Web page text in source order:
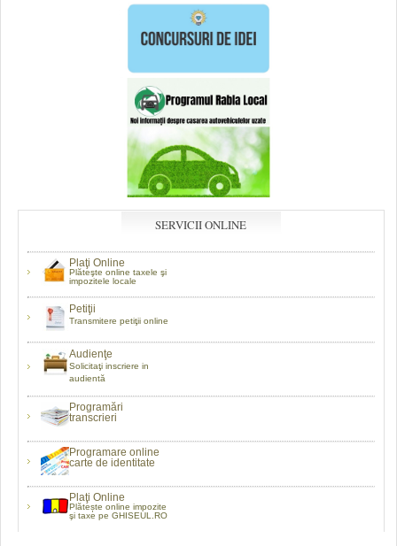
SERVICII ONLINE
Plaţi Online
Plăteşte online taxele şi
impozitele locale
Petiţii
Transmitere petiţii online
Audienţe
Solicitaţi inscriere in
audientă
Programări
transcrieri
Programare online
carte de identitate
Plaţi Online
Plătește online impozite
şi taxe pe GHISEUL.RO